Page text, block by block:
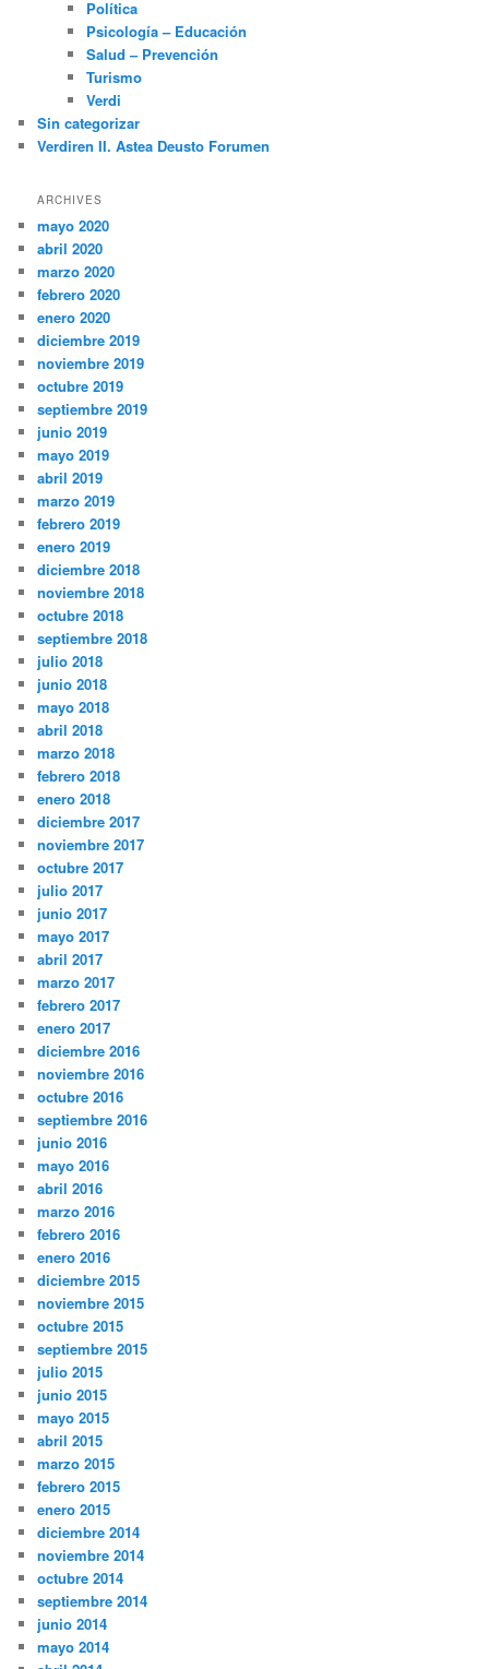
Política
Psicología – Educación
Salud – Prevención
Turismo
Verdi
Sin categorizar
Verdiren II. Astea Deusto Forumen
ARCHIVES
mayo 2020
abril 2020
marzo 2020
febrero 2020
enero 2020
diciembre 2019
noviembre 2019
octubre 2019
septiembre 2019
junio 2019
mayo 2019
abril 2019
marzo 2019
febrero 2019
enero 2019
diciembre 2018
noviembre 2018
octubre 2018
septiembre 2018
julio 2018
junio 2018
mayo 2018
abril 2018
marzo 2018
febrero 2018
enero 2018
diciembre 2017
noviembre 2017
octubre 2017
julio 2017
junio 2017
mayo 2017
abril 2017
marzo 2017
febrero 2017
enero 2017
diciembre 2016
noviembre 2016
octubre 2016
septiembre 2016
junio 2016
mayo 2016
abril 2016
marzo 2016
febrero 2016
enero 2016
diciembre 2015
noviembre 2015
octubre 2015
septiembre 2015
julio 2015
junio 2015
mayo 2015
abril 2015
marzo 2015
febrero 2015
enero 2015
diciembre 2014
noviembre 2014
octubre 2014
septiembre 2014
junio 2014
mayo 2014